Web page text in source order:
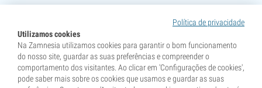
Política de privacidade
Utilizamos cookies
Na Zamnesia utilizamos cookies para garantir o bom funcionamento
do nosso site, guardar as suas preferências e compreender o
comportamento dos visitantes. Ao clicar em 'Configurações de cookies',
pode saber mais sobre os cookies que usamos e guardar as suas